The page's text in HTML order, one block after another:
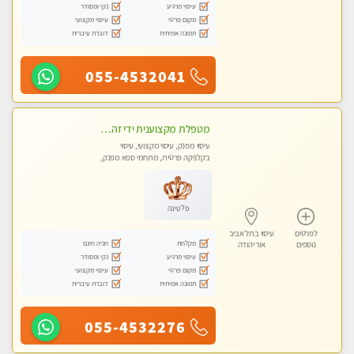
עיסוי מרגיע
נקי ומסודר
מקום פרטי
עיסוי מקצועי
תמונה אמיתית
דוברת עיברית
055-4532041
לפרטים
נוספים
עיסוי בתל אביב
אור יהודה
מטפלת מקצוענית ידי זהב VIP-מומלץ לחלוטין! פרטי! ​​​​​​ Highly recommended
עיסוי מפנק, עיסוי מקצועי, עיסוי
בקלניקה פרטית, מתחמי ספא מפנק,
פלטינה
מקלחת
חניה חינם
עיסוי מרגיע
נקי ומסודר
מקום פרטי
עיסוי מקצועי
תמונה אמיתית
דוברת עיברית
055-4532276